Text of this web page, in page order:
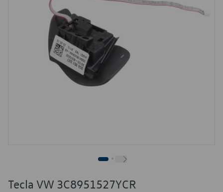
Tecla VW 3C8951527YCR